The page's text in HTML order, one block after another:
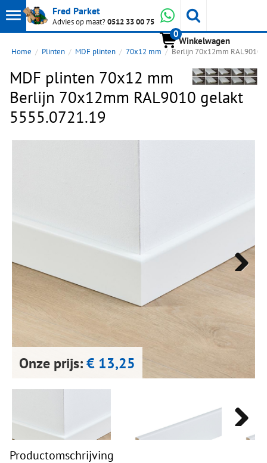
Toon
hoofdmenu
Fred Parket
Advies op maat?0512 33 00 75 Whatsapp
0
Winkelwagen
Home Plinten MDF plinten 70x12 mm Berlijn 70x12mm RAL9010
MDF plinten 70x12 mm
Berlijn 70x12mm RAL9010 gelakt
5555.0721.19
Onze prijs:€ 13,25
Next
Next
Productomschrijving